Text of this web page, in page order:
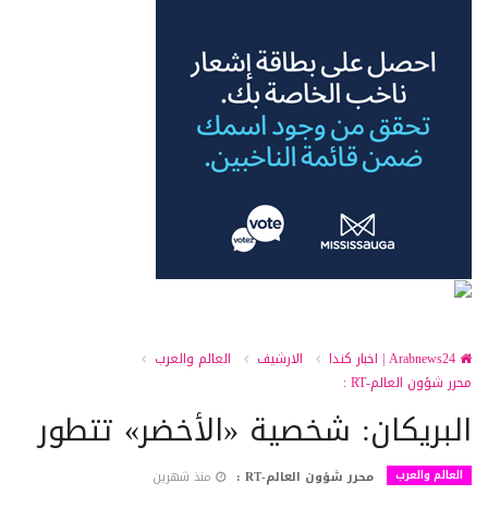
الارشيف
العالم والعرب
محرر شؤون العالم-RT :
البريكان: شخصية «الأخضر» تتطور
العالم والعرب محرر شؤون العالم-RT : منذ شهرين